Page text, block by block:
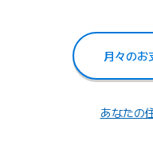
月々のお
あなたの